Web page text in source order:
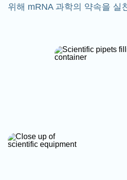
위해 mRNA 과학의 약속을 실